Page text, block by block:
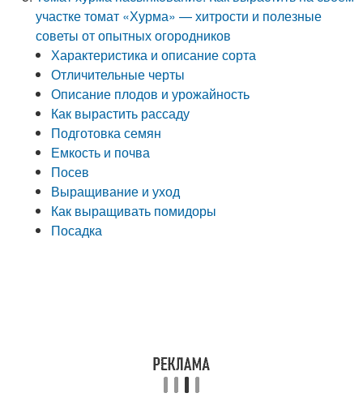
участке томат «Хурма» — хитрости и полезные
советы от опытных огородников
Характеристика и описание сорта
Отличительные черты
Описание плодов и урожайность
Как вырастить рассаду
Подготовка семян
Емкость и почва
Посев
Выращивание и уход
Как выращивать помидоры
Посадка